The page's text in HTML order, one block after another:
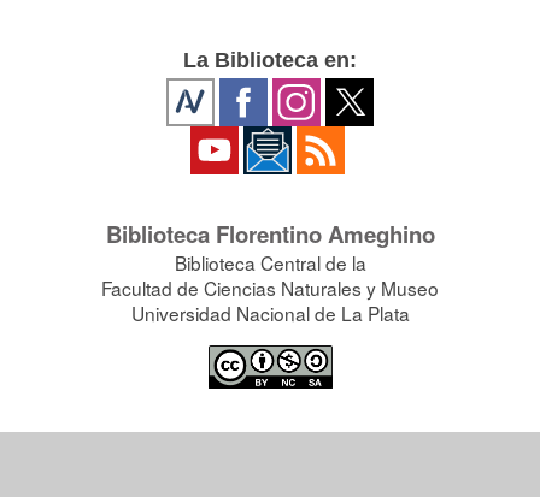
La Biblioteca en:
Biblioteca Florentino Ameghino
Biblioteca Central de la
Facultad de Ciencias Naturales y Museo
Universidad Nacional de La Plata